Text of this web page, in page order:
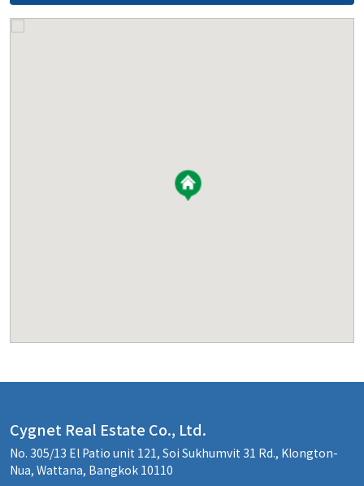
Cygnet Real Estate Co., Ltd.
No. 305/13 El Patio unit 121, Soi Sukhumvit 31 Rd., Klongton-
Nua, Wattana, Bangkok 10110